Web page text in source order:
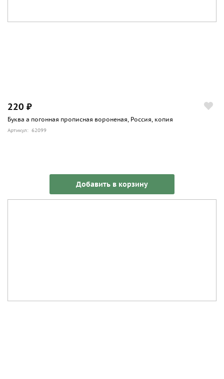
220 ₽
Буква а погонная прописная вороненая, Россия, копия
Артикул: 62099
Добавить в корзину